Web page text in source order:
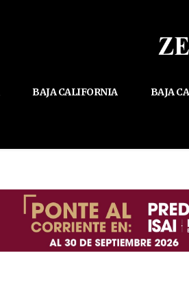
BAJA CALIFORNIA BAJA